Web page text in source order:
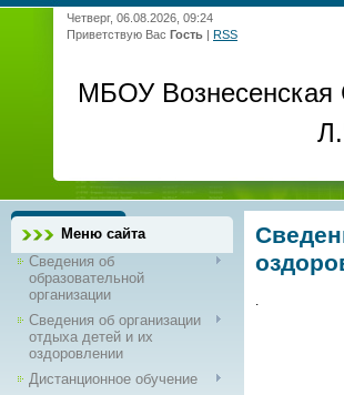
Четверг, 06.08.2026, 09:24
Приветствую Вас Гость | RSS
МБОУ
Меню сайта
Сведения об
образовательной
организации
Сведения об организации
отдыха детей и их
оздоровлении
Дистанционное обучение
.